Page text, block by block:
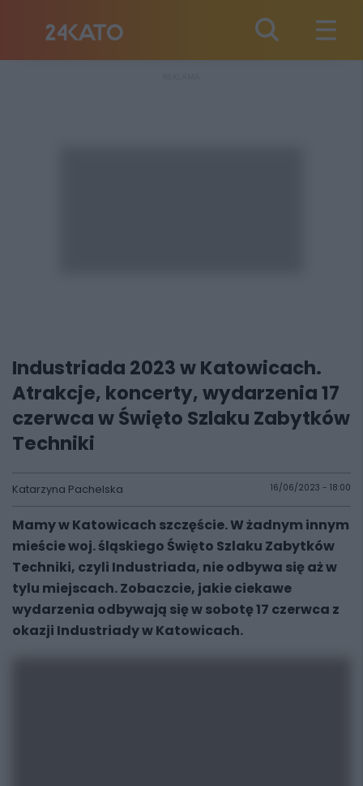
Industriada 2023 w Katowicach.
Atrakcje, koncerty, wydarzenia 17
czerwca w Święto Szlaku Zabytków
Techniki
Katarzyna Pachelska 16/06/2023 - 18:00
Mamy w Katowicach szczęście. W żadnym innym
mieście woj. śląskiego Święto Szlaku Zabytków
Techniki, czyli Industriada, nie odbywa się aż w
tylu miejscach. Zobaczcie, jakie ciekawe
wydarzenia odbywają się w sobotę 17 czerwca z
okazji Industriady w Katowicach.